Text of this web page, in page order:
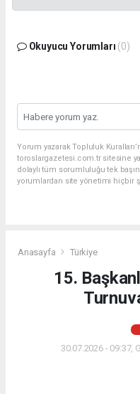
Okuyucu Yorumları (0)
Yorum yazarak Topluluk
toroslargazetesi.com.tr sitesine
dolaylı tüm sorumluluğu tek
yorumlardan site yönetimi hiçbir
Anasayfa Türkiye
15.
30.07.2026 - 09:37,